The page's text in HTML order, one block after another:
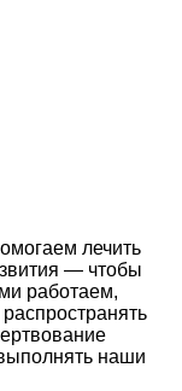
лечить
— чтобы
работаем,
наши